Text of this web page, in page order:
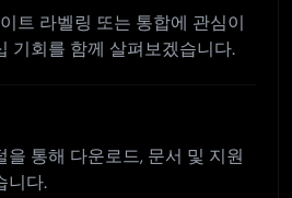
트 라벨링 또는 통합에 관심이
기회를 함께 살펴보겠습니다.
통해 다운로드, 문서 및 지원
니다.